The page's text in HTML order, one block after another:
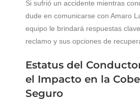
Si sufrió un accidente mientras
dude en comunicarse con Amaro
equipo le brindará respuestas
reclamo y sus opciones de
Estatus del
el Impacto en la
Seguro